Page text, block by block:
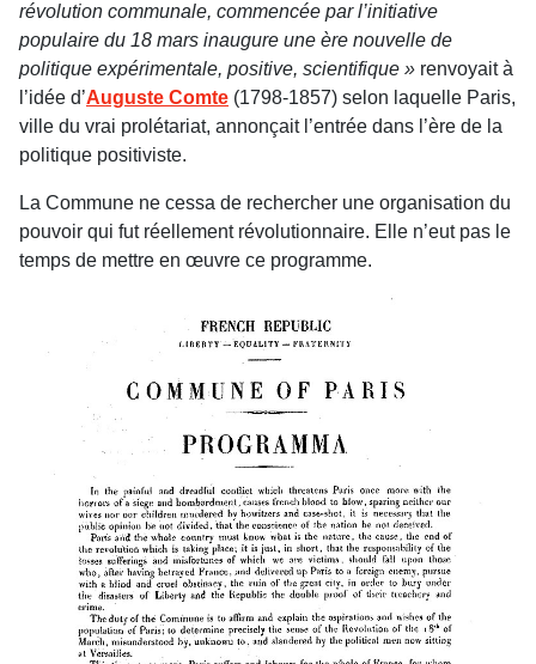
révolution communale, commencée par l’initiative
populaire du 18 mars inaugure une ère nouvelle de
politique expérimentale, positive, scientifique » renvoyait à
l’idée d’Auguste Comte (1798-1857) selon laquelle Paris,
ville du vrai prolétariat, annonçait l’entrée dans l’ère de la
politique positiviste.
La Commune ne cessa de rechercher une organisation du
pouvoir qui fut réellement révolutionnaire. Elle n’eut pas le
temps de mettre en œuvre ce programme.